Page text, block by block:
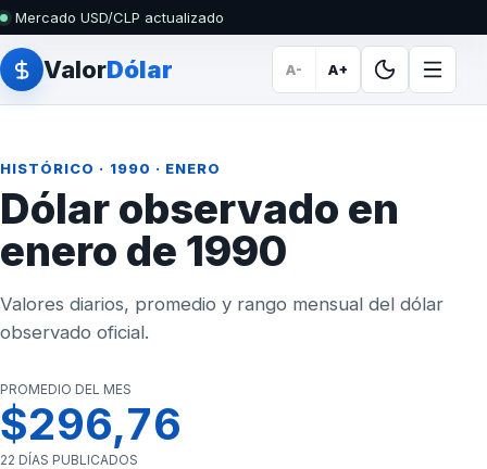
Mercado USD/CLP actualizado
ValorDólar A- A+
HISTÓRICO · 1990 · ENERO
Dólar observado en
enero de 1990
Valores diarios, promedio y rango mensual del dólar
observado oficial.
PROMEDIO DEL MES
$296,76
22 DÍAS PUBLICADOS